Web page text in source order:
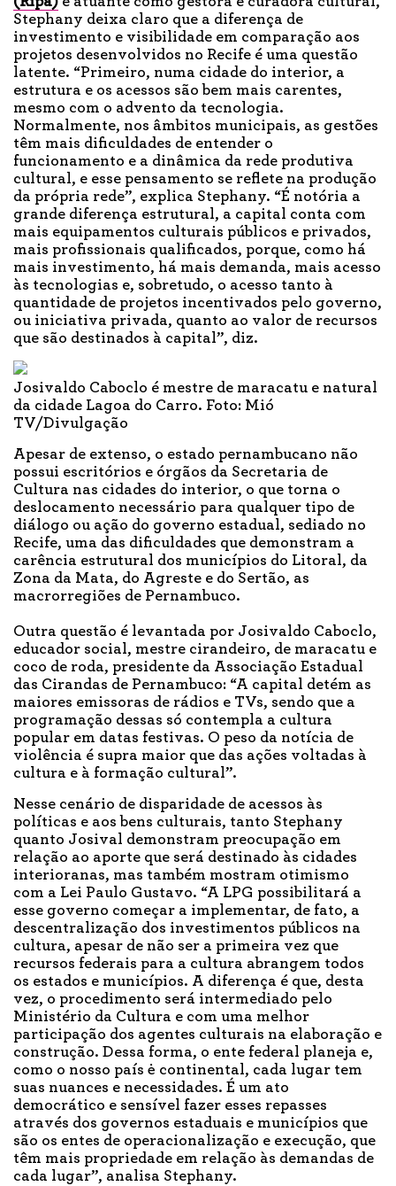
Stephany deixa claro que a diferença de
investimento e visibilidade em comparação aos
projetos desenvolvidos no Recife é uma questão
latente. “Primeiro, numa cidade do interior, a
estrutura e os acessos são bem mais carentes,
mesmo com o advento da tecnologia.
Normalmente, nos âmbitos municipais, as gestões
têm mais dificuldades de entender o
funcionamento e a dinâmica da rede produtiva
cultural, e esse pensamento se reflete na produção
da própria rede”, explica Stephany. “É notória a
grande diferença estrutural, a capital conta com
mais equipamentos culturais públicos e privados,
mais profissionais qualificados, porque, como há
mais investimento, há mais demanda, mais acesso
às tecnologias e, sobretudo, o acesso tanto à
quantidade de projetos incentivados pelo governo,
ou iniciativa privada, quanto ao valor de recursos
que são destinados à capital”, diz.
Josivaldo Caboclo é mestre de maracatu e natural
da cidade Lagoa do Carro. Foto: Mió
TV/Divulgação
Apesar de extenso, o estado pernambucano não
possui escritórios e órgãos da Secretaria de
Cultura nas cidades do interior, o que torna o
deslocamento necessário para qualquer tipo de
diálogo ou ação do governo estadual, sediado no
Recife, uma das dificuldades que demonstram a
carência estrutural dos municípios do Litoral, da
Zona da Mata, do Agreste e do Sertão, as
macrorregiões de Pernambuco.
Outra questão é levantada por Josivaldo Caboclo,
educador social, mestre cirandeiro, de maracatu e
coco de roda, presidente da Associação Estadual
das Cirandas de Pernambuco: “A capital detém as
maiores emissoras de rádios e TVs, sendo que a
programação dessas só contempla a cultura
popular em datas festivas. O peso da notícia de
violência é supra maior que das ações voltadas à
cultura e à formação cultural”.
Nesse cenário de disparidade de acessos às
políticas e aos bens culturais, tanto Stephany
quanto Josival demonstram preocupação em
relação ao aporte que será destinado às cidades
interioranas, mas também mostram otimismo
com a Lei Paulo Gustavo. “A LPG possibilitará a
esse governo começar a implementar, de fato, a
descentralização dos investimentos públicos na
cultura, apesar de não ser a primeira vez que
recursos federais para a cultura abrangem todos
os estados e municípios. A diferença é que, desta
vez, o procedimento será intermediado pelo
Ministério da Cultura e com uma melhor
participação dos agentes culturais na elaboração e
construção. Dessa forma, o ente federal planeja e,
como o nosso país ė continental, cada lugar tem
suas nuances e necessidades. É um ato
democrático e sensível fazer esses repasses
através dos governos estaduais e municípios que
são os entes de operacionalização e execução, que
têm mais propriedade em relação às demandas de
cada lugar”, analisa Stephany.